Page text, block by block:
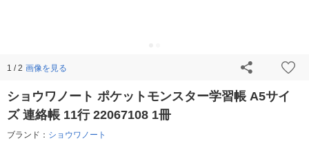
1 / 2 画像を見る
ショウワノート ポケットモンスター学習帳 A5サイ
ズ 連絡帳 11行 22067108 1冊
ブランド： ショウワノート